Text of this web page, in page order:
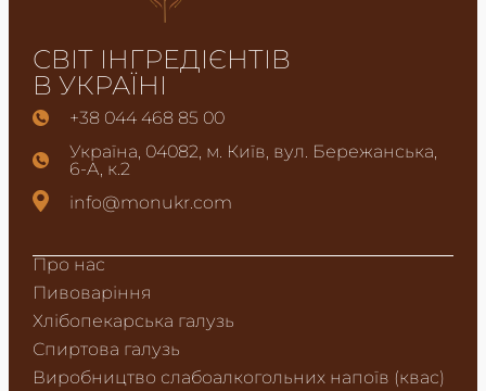
СВІТ ІНГРЕДІЄНТІВ
В УКРАЇНІ
+38 044 468 85 00
Україна, 04082, м. Київ, вул. Бережанська,
6-А, к.2
info@monukr.com
Про нас
Пивоваріння
Хлібопекарська галузь
Спиртова галузь
Виробництво слабоалкогольних напоїв (квас)